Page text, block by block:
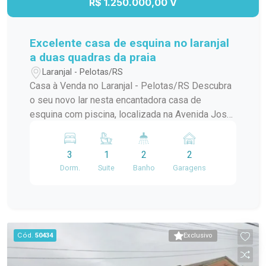
R$ 1.250.000,00 V
Excelente casa de esquina no laranjal
a duas quadras da praia
Laranjal - Pelotas/RS
Casa à Venda no Laranjal - Pelotas/RS Descubra
o seu novo lar nesta encantadora casa de
esquina com piscina, localizada na Avenida José
da praia. Com 240 m² de área construída, este
sobrado é ideal para quem busca conforto e
praticidade. No térreo, você encontrará uma
confraternização. O ambiente ainda conta com
uma aconchegante lareira e um jardim de inverno
que traz luz natural e frescor ao espaço. Além
3
Dorm.
1
Suite
2
Banho
2
Garagens
Exclusivo
Cód. 50434